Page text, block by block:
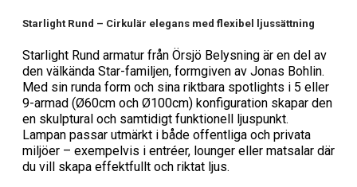
Starlight Rund – Cirkulär elegans med flexibel ljussättning
Starlight Rund armatur från Örsjö Belysning är en del av
den välkända Star-familjen, formgiven av Jonas Bohlin.
Med sin runda form och sina riktbara spotlights i 5 eller
9-armad (Ø60cm och Ø100cm) konfiguration skapar den
en skulptural och samtidigt funktionell ljuspunkt.
Lampan passar utmärkt i både offentliga och privata
miljöer – exempelvis i entréer, lounger eller matsalar där
du vill skapa effektfullt och riktat ljus.